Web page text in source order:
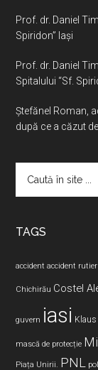
Prof. dr. Daniel
Spiridon” Iaşi
Prof. dr. Daniel
Spitalului “Sf.
Ştefănel Roman,
după ce a căzut
TAGS
accident accident rutier
Chichirău Costel
guvern iasi
mască de protecție
Piața Unirii. PNL